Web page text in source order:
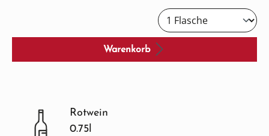
Warenkorb
Rotwein
0.75l